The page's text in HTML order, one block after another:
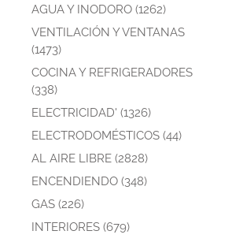
AGUA Y INODORO (1262)
VENTILACIÓN Y VENTANAS
(1473)
COCINA Y REFRIGERADORES
(338)
ELECTRICIDAD' (1326)
ELECTRODOMÉSTICOS (44)
AL AIRE LIBRE (2828)
ENCENDIENDO (348)
GAS (226)
INTERIORES (679)